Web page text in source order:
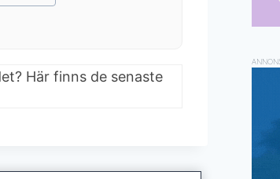
Här finns de senaste